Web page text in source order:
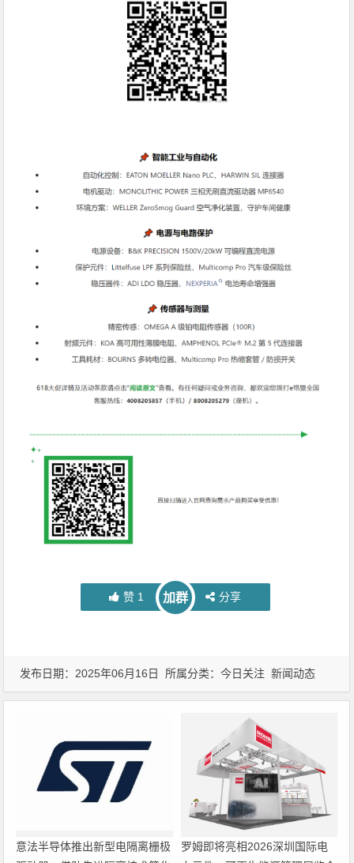
赞 1 加群 分享
发布日期：2025年06月16日 所属分类：今日关注 新闻动态
意法半导体推出新型电隔离栅极
罗姆即将亮相2026深圳国际电